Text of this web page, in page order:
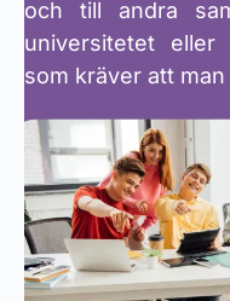
och till andra
universitetet eller
som kräver att man